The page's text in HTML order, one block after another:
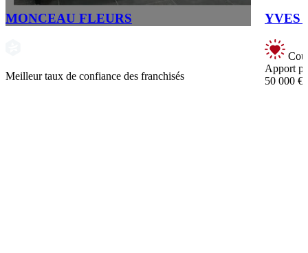
MONCEAU FLEURS
Meilleur taux de confiance des franchisés
YVES
Apport
50 000 €